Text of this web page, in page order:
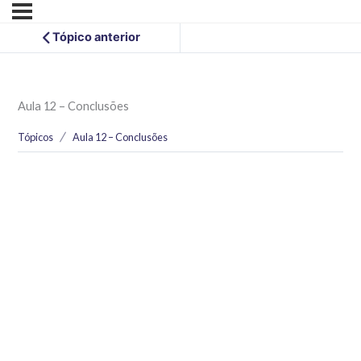
Tópico anterior
Aula 12 – Conclusões
Tópicos Aula 12 – Conclusões